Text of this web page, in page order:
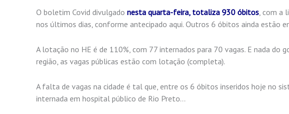
O boletim Covid divulgado nesta quarta-feira, totaliza 930 óbitos, com a
nos últimos dias, conforme antecipado aqui. Outros 6 óbitos ainda estão
A lotação no HE é de 110%, com 77 internados para 70 vagas. E nada do
região, as vagas públicas estão com lotação (completa).
A falta de vagas na cidade é tal que, entre os 6 óbitos inseridos hoje no
internada em hospital público de Rio Preto…